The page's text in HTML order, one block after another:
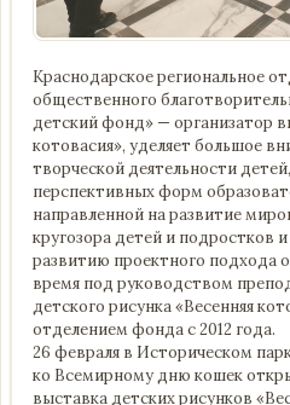
Краснодарское региональное
общественного
детский фонд» — организатор
котовасия», уделяет большое
творческой деятельности
перспективных форм
направленной на развитие
кругозора детей и подростков
развитию проектного подхода
время под руководством
детского рисунка «Весенняя
отделением фонда с 2012 года.
26 февраля в Историческом
ко Всемирному дню кошек
выставка детских рисунков